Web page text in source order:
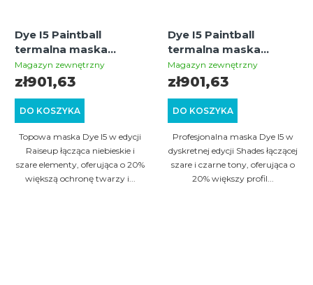
Dye I5 Paintball
termalna maska
Raiseup
(niebieska/szara)
Magazyn zewnętrzny
DO KOSZYKA
zł901,63
Topowa maska Dye I5 w edycji
Raiseup łącząca niebieskie i
szare elementy, oferująca o 20%
większą ochronę twarzy i...
Dye I5 Paintball
termalna maska
Shades (szara/czarna)
Magazyn zewnętrzny
DO KOSZYKA
zł901,63
Profesjonalna maska Dye I5 w
dyskretnej edycji Shades łączącej
szare i czarne tony, oferująca o
20% większy profil...